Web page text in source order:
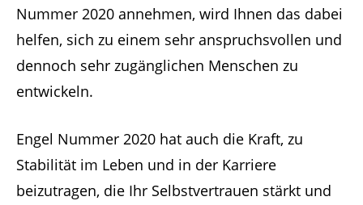
Nummer 2020 annehmen, wird Ihnen das dabei
helfen, sich zu einem sehr anspruchsvollen und
dennoch sehr zugänglichen Menschen zu
entwickeln.
Engel Nummer 2020 hat auch die Kraft, zu
Stabilität im Leben und in der Karriere
beizutragen, die Ihr Selbstvertrauen stärkt und